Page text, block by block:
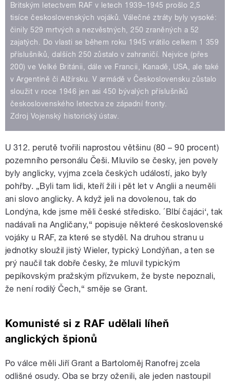
Britským letectvem RAF v letech 1939–1945 prošlo 2,5
tisíce československých vojáků. Válečné ztráty byly vysoké:
činily 529 mrtvých a nezvěstných, 250 zraněných a 52
zajatých. Do vlasti se během roku 1945 vrátilo celkem 1 359
příslušníků, dalších 250 zůstalo v zahraničí. Nejvíce (přes
200) ve Velké Británii, dále ve Francii, Kanadě, USA, ale také
v Argentině či Alžírsku. V armádě v Československu zůstalo
sloužit v roce 1946 jen asi 450 bývalých příslušníků
československého letectva ze západní fronty.
Zdroj Vojenský historický ústav.
U 312. perutě tvořili naprostou většinu (80 – 90 procent)
pozemního personálu Češi. Mluvilo se česky, jen povely
byly anglicky, vyjma zcela českých událostí, jako byly
pohřby. „Byli tam lidi, kteří žili i pět let v Anglii a neuměli
ani slovo anglicky. A když jeli na dovolenou, tak do
Londýna, kde jsme měli české středisko. ´Blbí čajáci‘, tak
nadávali na Angličany,“ popisuje některé československé
vojáky u RAF, za které se styděl. Na druhou stranu u
jednotky sloužil jistý Wieler, typický Londýňan, a ten se
prý naučil tak dobře česky, že mluvil typickým
pepíkovským pražským přízvukem, že byste nepoznali,
že není rodilý Čech,“ směje se Grant.
Komunisté si z RAF udělali líheň
anglických špionů
Po válce měli Jiří Grant a Bartoloměj Ranofrej zcela
odlišné osudy. Oba se brzy oženili, ale jeden nastoupil